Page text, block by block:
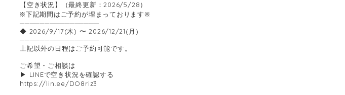
【空き状況】（最終更新：2026/5/28）
※下記期間はご予約が埋まっております※
────────────────
◆ 2026/9/17(木) 〜 2026/12/21(月)
────────────────
上記以外の日程はご予約可能です。
ご希望・ご相談は
▶ LINEで空き状況を確認する
https://lin.ee/DO8riz3